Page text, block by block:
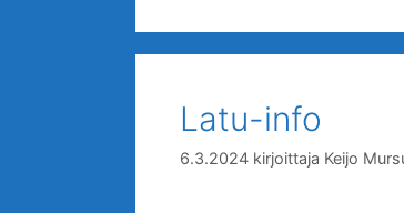
Latu-info
6.3.2024 kirjoittaja Keijo